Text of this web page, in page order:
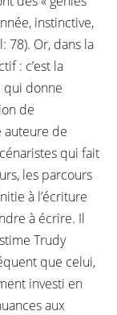
instinctive,
78). Or, dans la
: c’est la
qui donne
de
auteure de
qui fait
les parcours
à l’écriture
à écrire. Il
Trudy
que celui,
investi en
aux